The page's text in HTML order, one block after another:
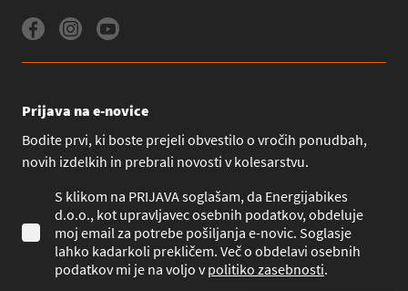
Prijava na e-novice
Bodite prvi, ki boste prejeli obvestilo o vročih ponudbah,
novih izdelkih in prebrali novosti v kolesarstvu.
S klikom na PRIJAVA soglašam, da Energijabikes
d.o.o., kot upravljavec osebnih podatkov, obdeluje
moj email za potrebe pošiljanja e-novic. Soglasje
lahko kadarkoli prekličem. Več o obdelavi osebnih
podatkov mi je na voljo vpolitiko zasebnosti.